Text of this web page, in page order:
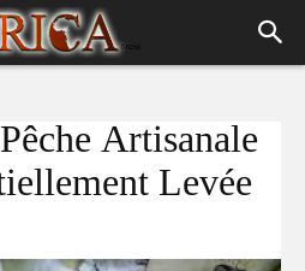
Artisanale
Levée